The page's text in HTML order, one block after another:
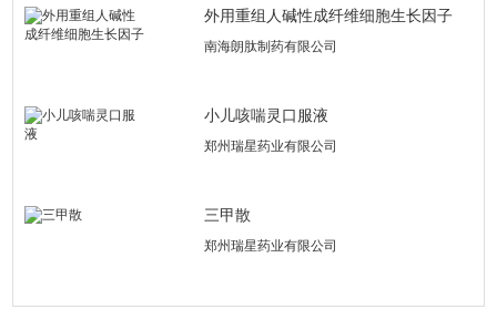
外用重组人碱性成纤维细胞生长因子
南海朗肽制药有限公司
小儿咳喘灵口服液
郑州瑞星药业有限公司
三甲散
郑州瑞星药业有限公司